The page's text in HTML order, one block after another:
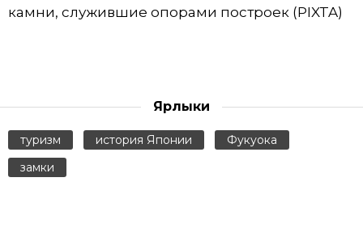
камни, служившие опорами построек (PIXTA)
Ярлыки
туризм история Японии
Фукуока
замки